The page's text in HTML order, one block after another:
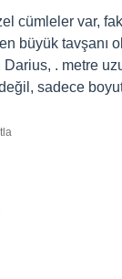
cümleler var,
en büyük
. metre
sadece